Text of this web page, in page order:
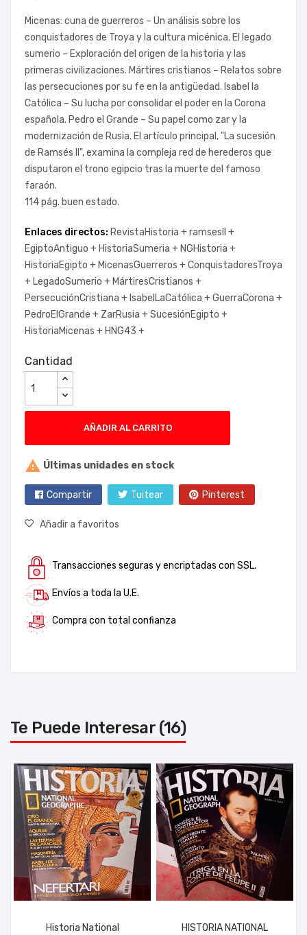
Micenas: cuna de guerreros – Un análisis sobre los
conquistadores de Troya y la cultura micénica. El legado
sumerio – Exploración del origen de la historia y las
primeras civilizaciones. Mártires cristianos – Relatos sobre
las persecuciones por su fe en la antigüedad. Isabel la
Católica – Su lucha por consolidar el poder en la Corona
española. Pedro el Grande – Su papel como zar y la
modernización de Rusia. El artículo principal, "La sucesión
de Ramsés II", examina la compleja red de herederos que
disputaron el trono egipcio tras la muerte del famoso
faraón.
114 pág. buen estado.
Enlaces directos: RevistaHistoria +ramsesII +
EgiptoAntiguo + HistoriaSumeria + NGHistoria +
HistoriaEgipto + MicenasGuerreros +ConquistadoresTroya
+ LegadoSumerio + MártiresCristianos +
PersecuciónCristiana + IsabelLaCatólica +GuerraCorona +
PedroElGrande + ZarRusia +SucesiónEgipto +
HistoriaMicenas + HNG43 +
Cantidad
AÑADIR AL CARRITO
 Últimas unidades en stock
Compartir Tuitear Pinterest
Añadir a favoritos
Transacciones seguras y encriptadas con SSL.
Envíos a toda la U.E.
Compra con total confianza
Te Puede Interesar (16)
Historia National
HISTORIA NATIONAL